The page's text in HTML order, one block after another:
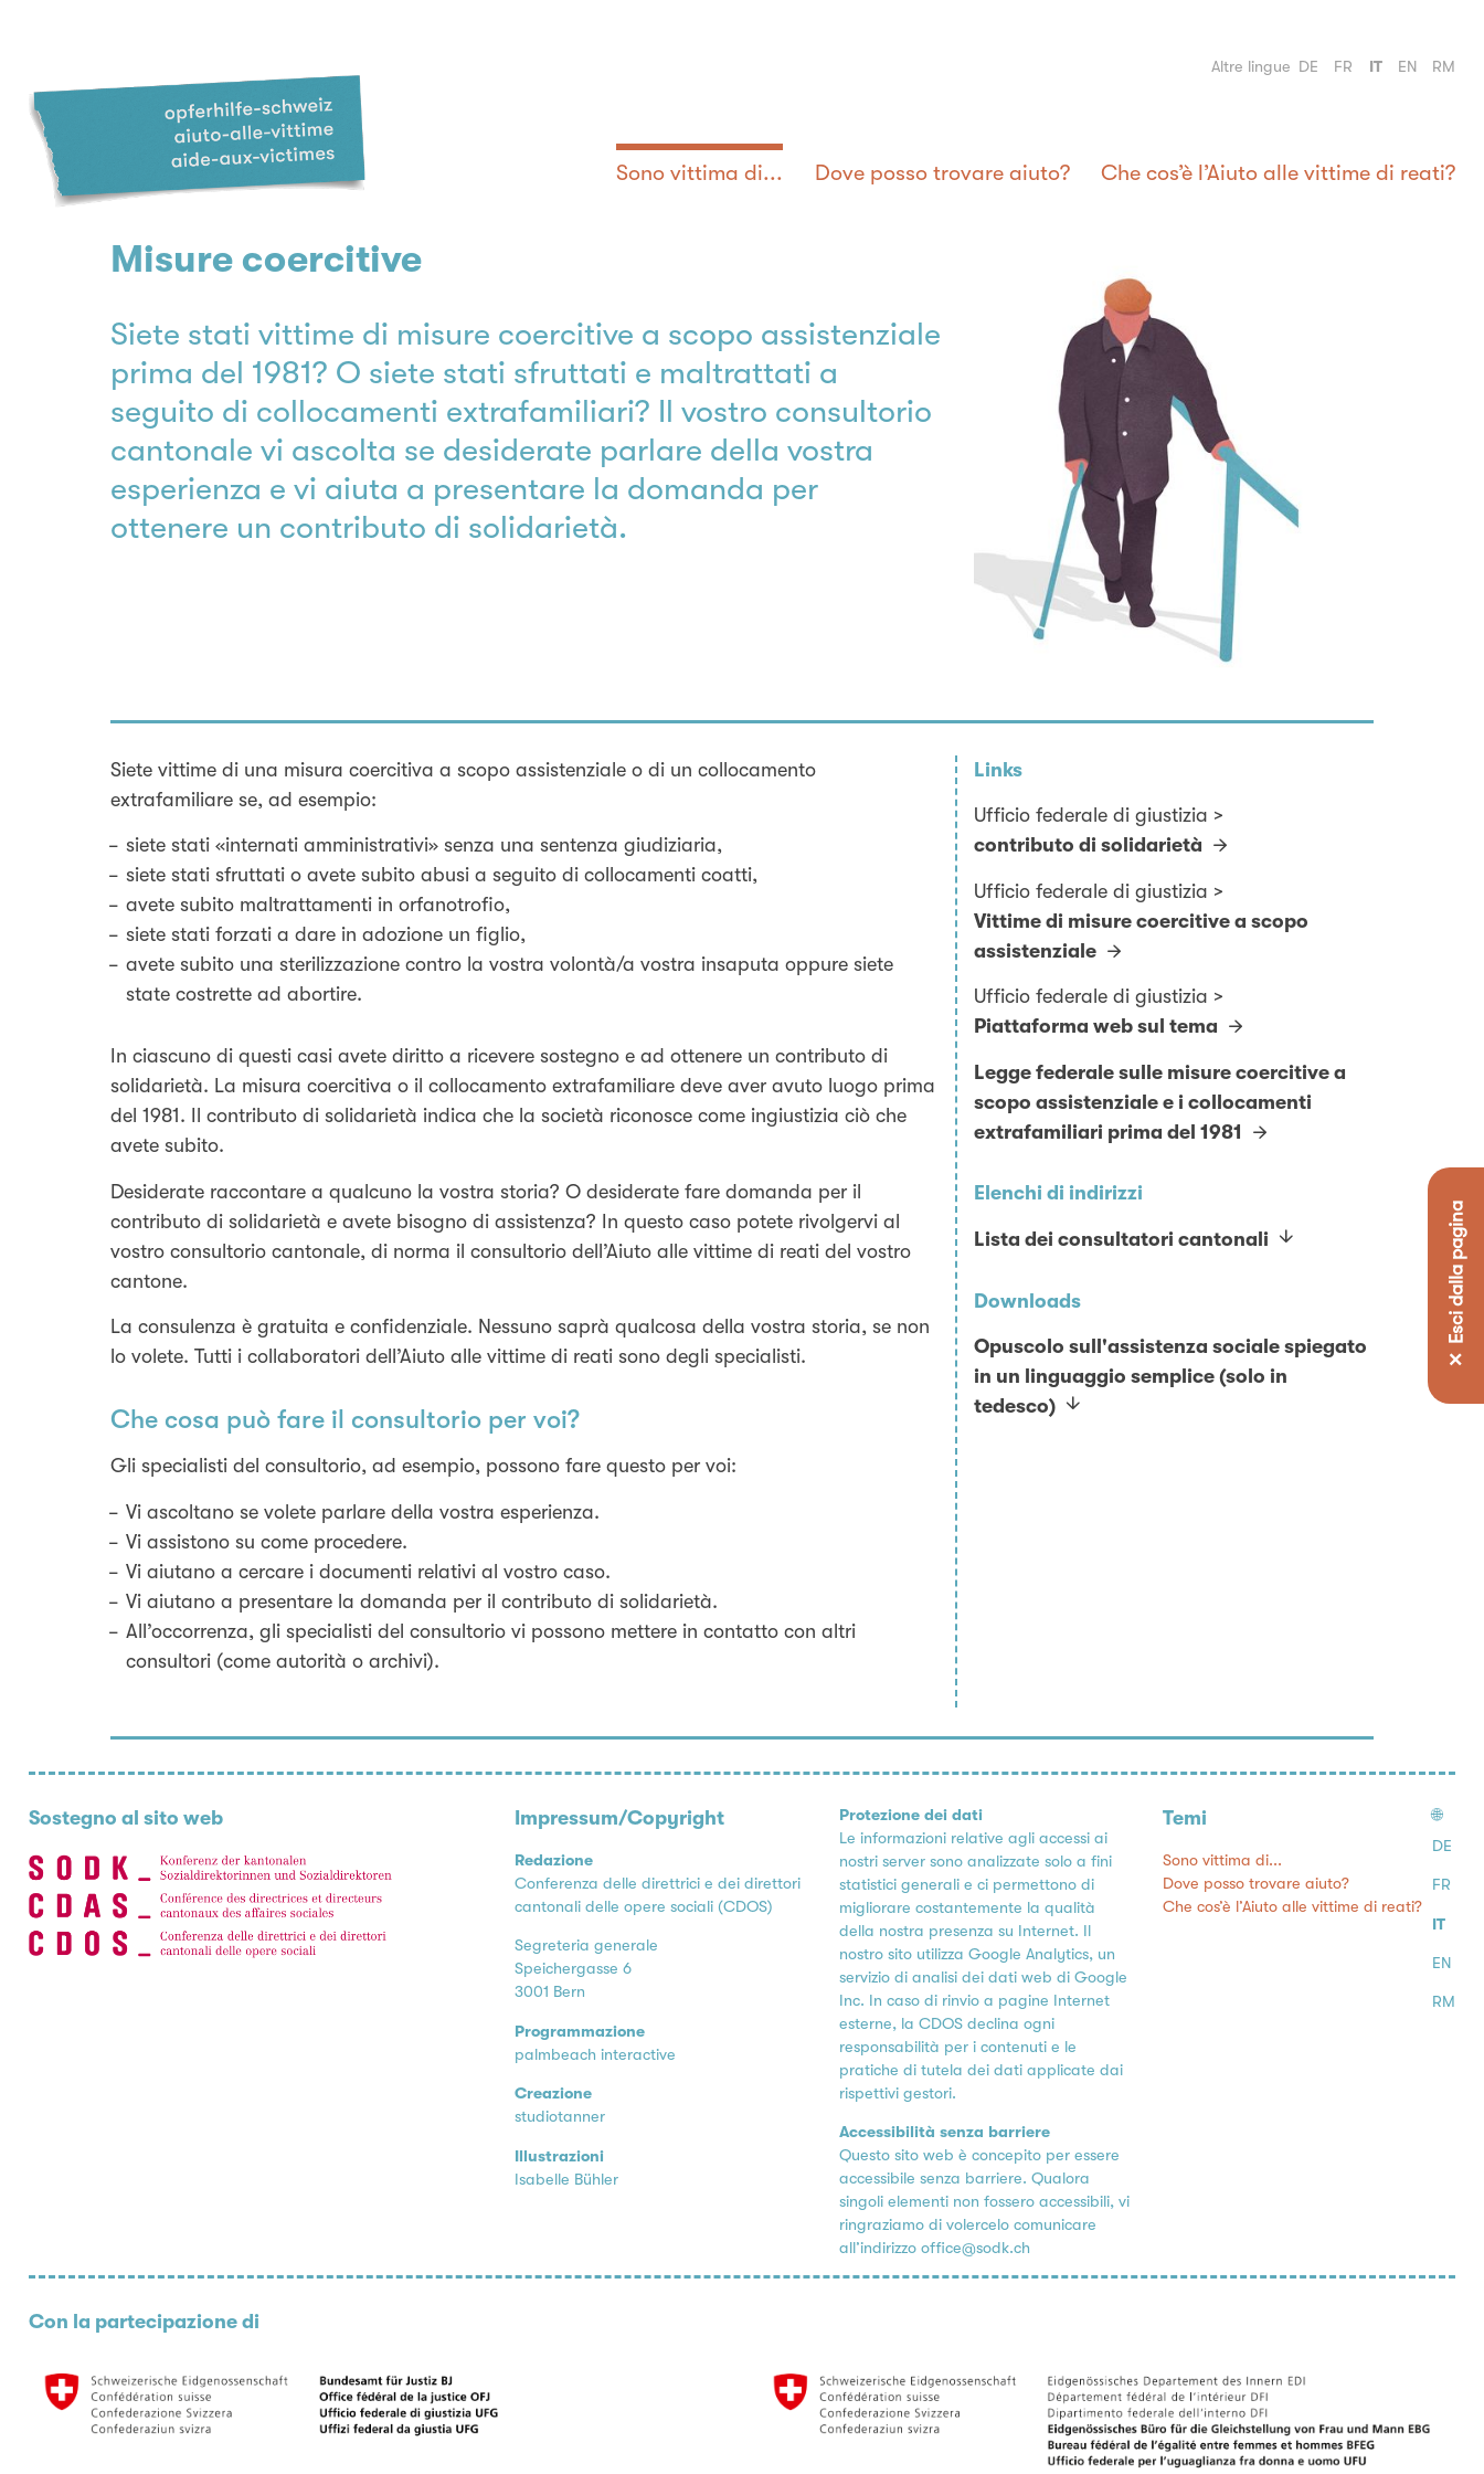
Altre lingue DE FR IT EN RM
Sono vittima di... Dove posso trovare aiuto? Che cos’è l’Aiuto alle vittime di reati?
✕ Esci dalla pagina
Misure coercitive
Siete stati vittime di misure coercitive a scopo assistenziale
prima del 1981? O siete stati sfruttati e maltrattati a
seguito di collocamenti extrafamiliari? Il vostro consultorio
cantonale vi ascolta se desiderate parlare della vostra
esperienza e vi aiuta a presentare la domanda per
ottenere un contributo di solidarietà.
Siete vittime di una misura coercitiva a scopo assistenziale o di un collocamento
extrafamiliare se, ad esempio:
siete stati «internati amministrativi» senza una sentenza giudiziaria,
siete stati sfruttati o avete subito abusi a seguito di collocamenti coatti,
avete subito maltrattamenti in orfanotrofio,
siete stati forzati a dare in adozione un figlio,
avete subito una sterilizzazione contro la vostra volontà/a vostra insaputa oppure siete
state costrette ad abortire.
In ciascuno di questi casi avete diritto a ricevere sostegno e ad ottenere un contributo di
solidarietà. La misura coercitiva o il collocamento extrafamiliare deve aver avuto luogo prima
del 1981. Il contributo di solidarietà indica che la società riconosce come ingiustizia ciò che
avete subito.
Desiderate raccontare a qualcuno la vostra storia? O desiderate fare domanda per il
contributo di solidarietà e avete bisogno di assistenza? In questo caso potete rivolgervi al
vostro consultorio cantonale, di norma il consultorio dell’Aiuto alle vittime di reati del vostro
cantone.
La consulenza è gratuita e confidenziale. Nessuno saprà qualcosa della vostra storia, se non
lo volete. Tutti i collaboratori dell’Aiuto alle vittime di reati sono degli specialisti.
Che cosa può fare il consultorio per voi?
Gli specialisti del consultorio, ad esempio, possono fare questo per voi:
Vi ascoltano se volete parlare della vostra esperienza.
Vi assistono su come procedere.
Vi aiutano a cercare i documenti relativi al vostro caso.
Vi aiutano a presentare la domanda per il contributo di solidarietà.
All’occorrenza, gli specialisti del consultorio vi possono mettere in contatto con altri
consultori (come autorità o archivi).
Links
Ufficio federale di giustizia >
contributo di solidarietà
Ufficio federale di giustizia >
Vittime di misure coercitive a scopo
assistenziale
Ufficio federale di giustizia >
Piattaforma web sul tema
Legge federale sulle misure coercitive a
scopo assistenziale e i collocamenti
extrafamiliari prima del 1981
Elenchi di indirizzi
Lista dei consultatori cantonali
Downloads
Opuscolo sull'assistenza sociale spiegato
in un linguaggio semplice (solo in
tedesco)
Sostegno al sito web Impressum/Copyright
Redazione
Conferenza delle direttrici e dei direttori
cantonali delle opere sociali (CDOS)
Segreteria generale
Speichergasse 6
3001 Bern
Programmazione
palmbeach interactive
Creazione
studiotanner
Illustrazioni
Isabelle Bühler
Protezione dei dati
Le informazioni relative agli accessi ai
nostri server sono analizzate solo a fini
statistici generali e ci permettono di
migliorare costantemente la qualità
della nostra presenza su Internet. Il
nostro sito utilizza Google Analytics, un
servizio di analisi dei dati web di Google
Inc. In caso di rinvio a pagine Internet
esterne, la CDOS declina ogni
responsabilità per i contenuti e le
pratiche di tutela dei dati applicate dai
rispettivi gestori.
Accessibilità senza barriere
Questo sito web è concepito per essere
accessibile senza barriere. Qualora
singoli elementi non fossero accessibili, vi
ringraziamo di volercelo comunicare
all’indirizzo office@sodk.ch
Temi
Sono vittima di...
Dove posso trovare aiuto?
Che cos’è l’Aiuto alle vittime di reati?
🌐
DE
FR
IT
EN
RM
Con la partecipazione di